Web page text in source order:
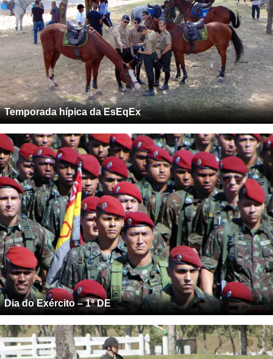
Temporada hípica da EsEqEx
Dia do Exército – 1ª DE